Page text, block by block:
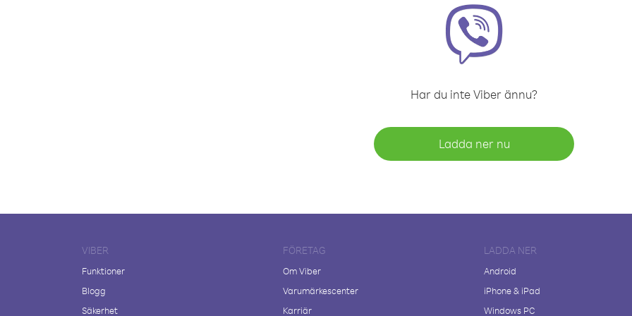
Har du inte Viber ännu?
Ladda ner nu
VIBER
Funktioner
Blogg
Säkerhet
FÖRETAG
Om Viber
Varumärkescenter
Karriär
LADDA NER
Android
iPhone & iPad
Windows PC